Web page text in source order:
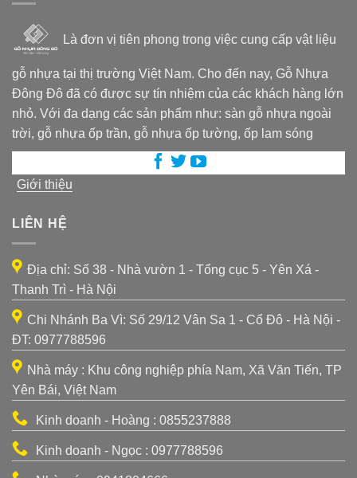
Là đơn vị tiên phong trong việc cung cấp vật liệu
gỗ nhựa tại thị trường Việt Nam. Cho đến nay, Gỗ Nhựa
Đông Đô đã có được sự tín nhiệm của các khách hàng lớn
nhỏ. Với đa dạng các sản phẩm như: sàn gỗ nhựa ngoài
trời, gỗ nhựa ốp trần, gỗ nhựa ốp tường, ốp lam sóng
Giới thiệu
LIÊN HỆ
Địa chỉ: Số 38 - Nhà vườn 1 - Tổng cục 5 - Yên Xá -
Thanh Trì - Hà Nội
Chi Nhánh Ba Vì: Số 29/12 Vân Sa 1 - Cổ Đô - Hà Nội -
ĐT: 0977788596
Nhà máy : Khu công nghiệp phía Nam, Xã Văn Tiến, TP
Yên Bái, Việt Nam
Kinh doanh - Hoàng : 0855237888
Kinh doanh - Ngọc : 0977788596